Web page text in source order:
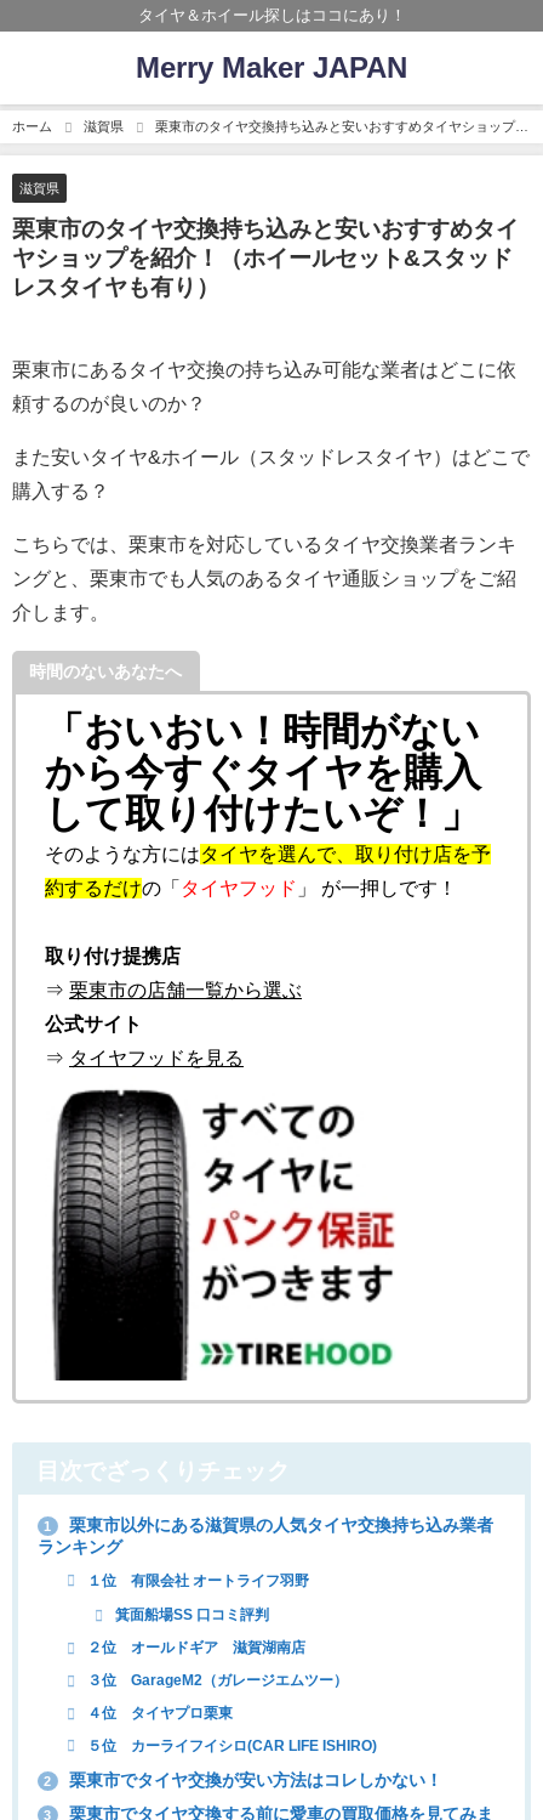
タイヤ＆ホイール探しはココにあり！
Merry Maker JAPAN
ホーム 滋賀県
栗東市のタイヤ交換持ち込みと安いおすすめタイヤショップを
紹介！（ホイールセット&スタッドレスタイヤも有り）
滋賀県
栗東市のタイヤ交換持ち込みと安いおすすめタイ
ヤショップを紹介！（ホイールセット&スタッド
レスタイヤも有り）
栗東市にあるタイヤ交換の持ち込み可能な業者はどこに依
頼するのが良いのか？
また安いタイヤ&ホイール（スタッドレスタイヤ）はどこで
購入する？
こちらでは、栗東市を対応しているタイヤ交換業者ランキ
ングと、栗東市でも人気のあるタイヤ通販ショップをご紹
介します。
時間のないあなたへ
「おいおい！時間がない
から今すぐタイヤを購入
して取り付けたいぞ！」
そのような方にはタイヤを選んで、取り付け店を予
約するだけの「 タイヤフッド 」 が一押しです！
取り付け提携店
⇒ 栗東市の店舗一覧から選ぶ
公式サイト
⇒ タイヤフッドを見る
目次でざっくりチェック
1
栗東市以外にある滋賀県の人気タイヤ交換持ち込み業者
ランキング
１位 有限会社 オートライフ羽野
箕面船場SS 口コミ評判
２位 オールドギア 滋賀湖南店
３位 GarageM2（ガレージエムツー）
４位 タイヤプロ栗東
５位 カーライフイシロ(CAR LIFE ISHIRO)
2 栗東市でタイヤ交換が安い方法はコレしかない！
3
栗東市でタイヤ交換する前に愛車の買取価格を見てみま